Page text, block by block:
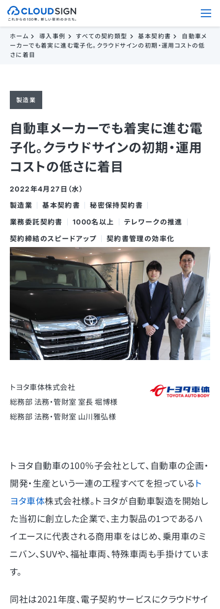
ホーム 導入事例 すべての契約類型 基本契約書
自動車メ
ーカーでも着実に進む電子化。クラウドサインの初期・運用コストの低
さに着目
製造業
自動車メーカーでも着実に進む電
子化。クラウドサインの初期・運用
コストの低さに着目
2022年4月27日（水）
製造業
基本契約書
秘密保持契約書
業務委託契約書
1000名以上
テレワークの推進
契約締結のスピードアップ
契約書管理の効率化
トヨタ車体株式会社
総務部 法務・管財室 室長 堀博様
総務部 法務・管財室 山川雅弘様
トヨタ自動車の100％子会社として、自動車の企画・
開発・生産という一連の工程すべてを担っているト
ヨタ車体株式会社様。トヨタが自動車製造を開始し
た当初に創立した企業で、主力製品の1つであるハ
イエースに代表される商用車をはじめ、乗用車のミ
ニバン、SUVや、福祉車両、特殊車両も手掛けていま
す。
同社は2021年度、電子契約サービスにクラウドサイ